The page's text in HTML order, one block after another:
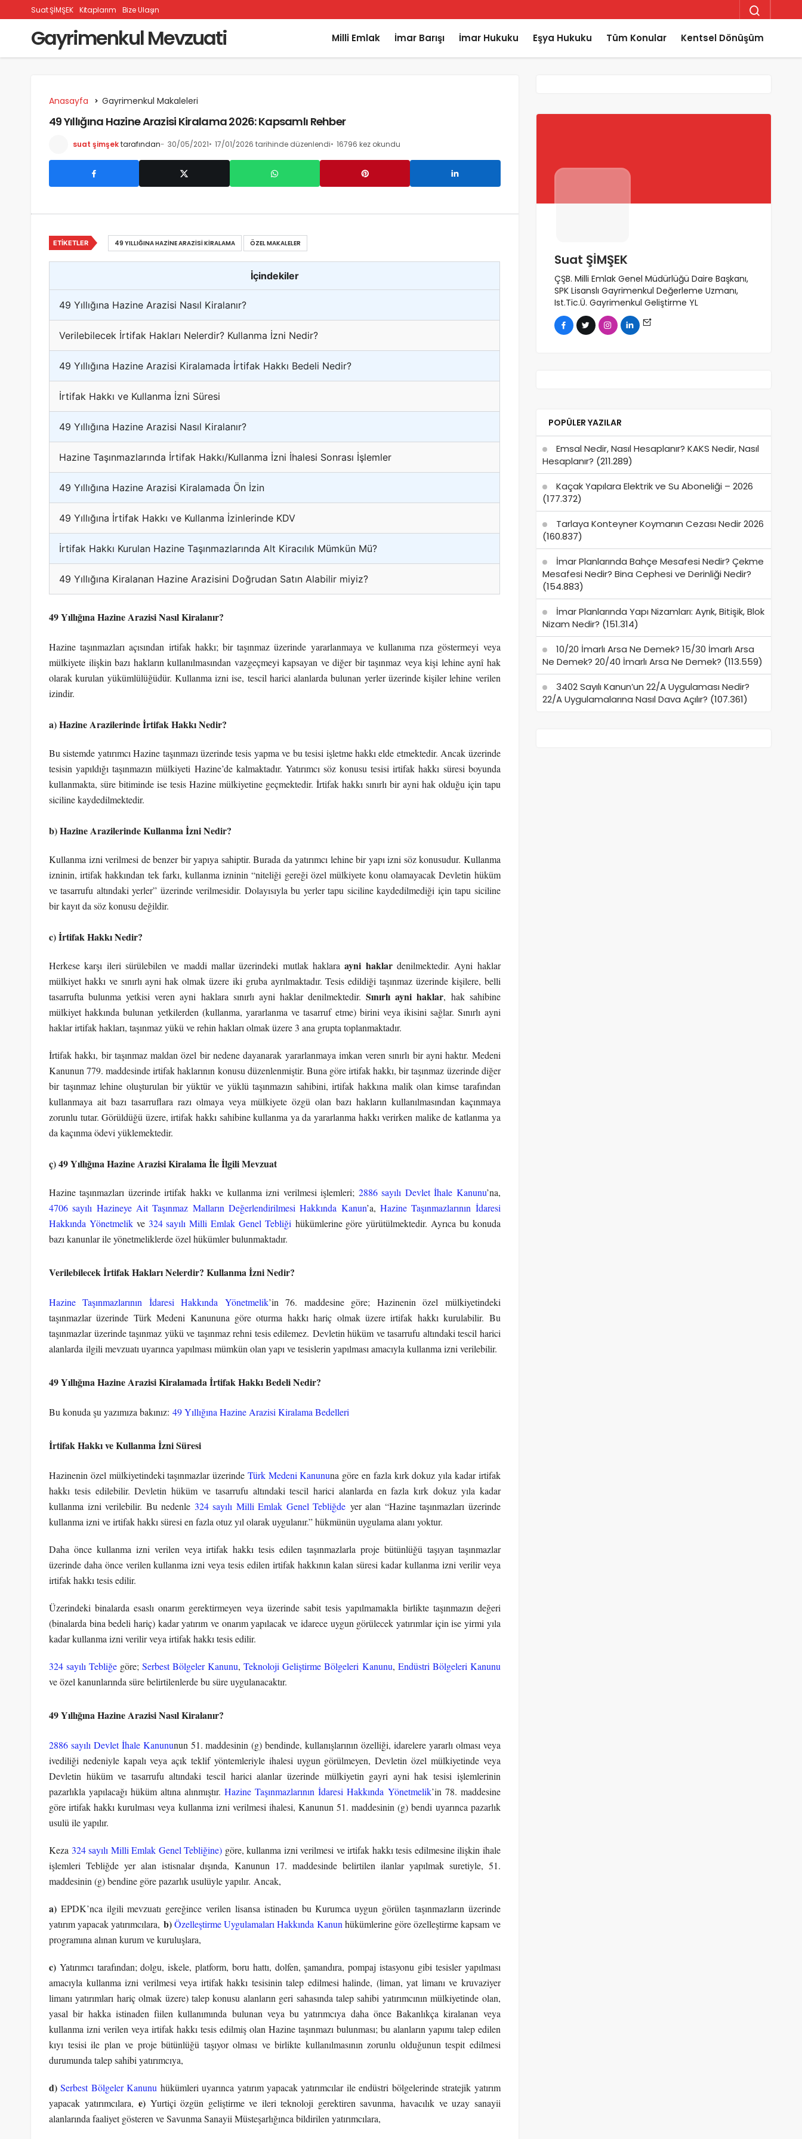
Suat ŞİMŞEK Kitaplarım Bize Ulaşın
Gayrimenkul Mevzuati Milli Emlak İmar Barışı İmar Hukuku Eşya Hukuku Tüm Konular Kentsel Dönüşüm
Anasayfa Gayrimenkul Makaleleri
49 Yıllığına Hazine Arazisi Kiralama 2026: Kapsamlı Rehber
suat şimşektarafından 30/05/2021 17/01/2026 tarihinde düzenlendi 16796 kez okundu
İçindekiler
49 Yıllığına Hazine Arazisi Nasıl Kiralanır?
Verilebilecek İrtifak Hakları Nelerdir? Kullanma İzni Nedir?
49 Yıllığına Hazine Arazisi Kiralamada İrtifak Hakkı Bedeli Nedir?
İrtifak Hakkı ve Kullanma İzni Süresi
49 Yıllığına Hazine Arazisi Nasıl Kiralanır?
Hazine Taşınmazlarında İrtifak Hakkı/Kullanma İzni İhalesi Sonrası İşlemler
49 Yıllığına Hazine Arazisi Kiralamada Ön İzin
49 Yıllığına İrtifak Hakkı ve Kullanma İzinlerinde KDV
İrtifak Hakkı Kurulan Hazine Taşınmazlarında Alt Kiracılık Mümkün Mü?
49 Yıllığına Kiralanan Hazine Arazisini Doğrudan Satın Alabilir miyiz?
49 Yıllığına Hazine Arazisi Nasıl Kiralanır?
Hazine taşınmazları açısından irtifak hakkı; bir taşınmaz üzerinde yararlanmaya ve kullanıma rıza göstermeyi veya
mülkiyete ilişkin bazı hakların kullanılmasından vazgeçmeyi kapsayan ve diğer bir taşınmaz veya kişi lehine aynî hak
olarak kurulan yükümlülüğüdür. Kullanma izni ise, tescil harici alanlarda bulunan yerler üzerinde kişiler lehine verilen
izindir.
a) Hazine Arazilerinde İrtifak Hakkı Nedir?
Bu sistemde yatırımcı Hazine taşınmazı üzerinde tesis yapma ve bu tesisi işletme hakkı elde etmektedir. Ancak üzerinde
tesisin yapıldığı taşınmazın mülkiyeti Hazine’de kalmaktadır. Yatırımcı söz konusu tesisi irtifak hakkı süresi boyunda
kullanmakta, süre bitiminde ise tesis Hazine mülkiyetine geçmektedir. İrtifak hakkı sınırlı bir ayni hak olduğu için tapu
siciline kaydedilmektedir.
b) Hazine Arazilerinde Kullanma İzni Nedir?
Kullanma izni verilmesi de benzer bir yapıya sahiptir. Burada da yatırımcı lehine bir yapı izni söz konusudur. Kullanma
izninin, irtifak hakkından tek farkı, kullanma izninin “niteliği gereği özel mülkiyete konu olamayacak Devletin hüküm
ve tasarrufu altındaki yerler” üzerinde verilmesidir. Dolayısıyla bu yerler tapu siciline kaydedilmediği için tapu siciline
bir kayıt da söz konusu değildir.
c) İrtifak Hakkı Nedir?
Herkese karşı ileri sürülebilen ve maddi mallar üzerindeki mutlak haklaraayni haklardenilmektedir. Ayni haklar
mülkiyet hakkı ve sınırlı ayni hak olmak üzere iki gruba ayrılmaktadır. Tesis edildiği taşınmaz üzerinde kişilere, belli
tasarrufta bulunma yetkisi veren ayni haklara sınırlı ayni haklar denilmektedir.Sınırlı ayni haklar, hak sahibine
mülkiyet hakkında bulunan yetkilerden (kullanma, yararlanma ve tasarruf etme) birini veya ikisini sağlar. Sınırlı ayni
haklar irtifak hakları, taşınmaz yükü ve rehin hakları olmak üzere 3 ana grupta toplanmaktadır.
İrtifak hakkı, bir taşınmaz maldan özel bir nedene dayanarak yararlanmaya imkan veren sınırlı bir ayni haktır. Medeni
Kanunun 779. maddesinde irtifak haklarının konusu düzenlenmiştir. Buna göre irtifak hakkı, bir taşınmaz üzerinde diğer
bir taşınmaz lehine oluşturulan bir yüktür ve yüklü taşınmazın sahibini, irtifak hakkına malik olan kimse tarafından
kullanmaya ait bazı tasarruflara razı olmaya veya mülkiyete özgü olan bazı hakların kullanılmasından kaçınmaya
zorunlu tutar. Görüldüğü üzere, irtifak hakkı sahibine kullanma ya da yararlanma hakkı verirken malike de katlanma ya
da kaçınma ödevi yüklemektedir.
ç) 49 Yıllığına Hazine Arazisi Kiralama İle İlgili Mevzuat
Hazine taşınmazları üzerinde irtifak hakkı ve kullanma izni verilmesi işlemleri; 2886 sayılı Devlet İhale Kanunu’na,
4706 sayılı Hazineye Ait Taşınmaz Malların Değerlendirilmesi Hakkında Kanun’a,Hazine Taşınmazlarının İdaresi
Hakkında Yönetmelikve 324 sayılı Milli Emlak Genel Tebliği hükümlerine göre yürütülmektedir. Ayrıca bu konuda
bazı kanunlar ile yönetmeliklerde özel hükümler bulunmaktadır.
Verilebilecek İrtifak Hakları Nelerdir? Kullanma İzni Nedir?
Hazine Taşınmazlarının İdaresi Hakkında Yönetmelik’in 76. maddesine göre; Hazinenin özel mülkiyetindeki
taşınmazlar üzerinde Türk Medeni Kanununa göre oturma hakkı hariç olmak üzere irtifak hakkı kurulabilir. Bu
taşınmazlar üzerinde taşınmaz yükü ve taşınmaz rehni tesis edilemez. Devletin hüküm ve tasarrufu altındaki tescil harici
alanlarda ilgili mevzuatı uyarınca yapılması mümkün olan yapı ve tesislerin yapılması amacıyla kullanma izni verilebilir.
49 Yıllığına Hazine Arazisi Kiralamada İrtifak Hakkı Bedeli Nedir?
Bu konuda şu yazımıza bakınız: 49 Yıllığına Hazine Arazisi Kiralama Bedelleri
İrtifak Hakkı ve Kullanma İzni Süresi
Hazinenin özel mülkiyetindeki taşınmazlar üzerinde Türk Medeni Kanununa göre en fazla kırk dokuz yıla kadar irtifak
hakkı tesis edilebilir. Devletin hüküm ve tasarrufu altındaki tescil harici alanlarda en fazla kırk dokuz yıla kadar
kullanma izni verilebilir. Bu nedenle 324 sayılı Milli Emlak Genel Tebliğde yer alan “Hazine taşınmazları üzerinde
kullanma izni ve irtifak hakkı süresi en fazla otuz yıl olarak uygulanır.” hükmünün uygulama alanı yoktur.
Daha önce kullanma izni verilen veya irtifak hakkı tesis edilen taşınmazlarla proje bütünlüğü taşıyan taşınmazlar
üzerinde daha önce verilen kullanma izni veya tesis edilen irtifak hakkının kalan süresi kadar kullanma izni verilir veya
irtifak hakkı tesis edilir.
Üzerindeki binalarda esaslı onarım gerektirmeyen veya üzerinde sabit tesis yapılmamakla birlikte taşınmazın değeri
(binalarda bina bedeli hariç) kadar yatırım ve onarım yapılacak ve idarece uygun görülecek yatırımlar için ise yirmi yıla
kadar kullanma izni verilir veya irtifak hakkı tesis edilir.
324 sayılı Tebliğe göre;Serbest Bölgeler Kanunu,Teknoloji Geliştirme Bölgeleri Kanunu, Endüstri Bölgeleri Kanunu
ve özel kanunlarında süre belirtilenlerde bu süre uygulanacaktır.
49 Yıllığına Hazine Arazisi Nasıl Kiralanır?
2886 sayılı Devlet İhale Kanununun 51. maddesinin (g) bendinde, kullanışlarının özelliği, idarelere yararlı olması veya
ivediliği nedeniyle kapalı veya açık teklif yöntemleriyle ihalesi uygun görülmeyen, Devletin özel mülkiyetinde veya
Devletin hüküm ve tasarrufu altındaki tescil harici alanlar üzerinde mülkiyetin gayri ayni hak tesisi işlemlerinin
pazarlıkla yapılacağı hüküm altına alınmıştır.Hazine Taşınmazlarının İdaresi Hakkında Yönetmelik’in 78. maddesine
göre irtifak hakkı kurulması veya kullanma izni verilmesi ihalesi, Kanunun 51. maddesinin (g) bendi uyarınca pazarlık
usulü ile yapılır.
Keza 324 sayılı Milli Emlak Genel Tebliğine) göre, kullanma izni verilmesi ve irtifak hakkı tesis edilmesine ilişkin ihale
işlemleri Tebliğde yer alan istisnalar dışında, Kanunun 17. maddesinde belirtilen ilanlar yapılmak suretiyle, 51.
maddesinin (g) bendine göre pazarlık usulüyle yapılır. Ancak,
a) EPDK’nca ilgili mevzuatı gereğince verilen lisansa istinaden bu Kurumca uygun görülen taşınmazların üzerinde
yatırım yapacak yatırımcılara, b) Özelleştirme Uygulamaları Hakkında Kanun hükümlerine göre özelleştirme kapsam ve
programına alınan kurum ve kuruluşlara,
c) Yatırımcı tarafından; dolgu, iskele, platform, boru hattı, dolfen, şamandıra, pompaj istasyonu gibi tesisler yapılması
amacıyla kullanma izni verilmesi veya irtifak hakkı tesisinin talep edilmesi halinde, (liman, yat limanı ve kruvaziyer
limanı yatırımları hariç olmak üzere) talep konusu alanların geri sahasında talep sahibi yatırımcının mülkiyetinde olan,
yasal bir hakka istinaden fiilen kullanımında bulunan veya bu yatırımcıya daha önce Bakanlıkça kiralanan veya
kullanma izni verilen veya irtifak hakkı tesis edilmiş olan Hazine taşınmazı bulunması; bu alanların yapımı talep edilen
kıyı tesisi ile plan ve proje bütünlüğü taşıyor olması ve birlikte kullanılmasının zorunlu olduğunun tespit edilmesi
durumunda talep sahibi yatırımcıya,
d) Serbest Bölgeler Kanunu hükümleri uyarınca yatırım yapacak yatırımcılar ile endüstri bölgelerinde stratejik yatırım
yapacak yatırımcılara,e) Yurtiçi özgün geliştirme ve ileri teknoloji gerektiren savunma, havacılık ve uzay sanayii
alanlarında faaliyet gösteren ve Savunma Sanayii Müsteşarlığınca bildirilen yatırımcılara,
ETIKETLER 49 YILLIĞINA HAZINE ARAZISI KIRALAMA ÖZEL MAKALELER
Suat ŞİMŞEK
ÇŞB. Milli Emlak Genel Müdürlüğü Daire Başkanı,
SPK Lisanslı Gayrimenkul Değerleme Uzmanı,
Ist.Tic.Ü. Gayrimenkul Geliştirme YL
POPÜLER YAZILAR
Emsal Nedir, Nasıl Hesaplanır? KAKS Nedir, Nasıl
Hesaplanır? (211.289)
Kaçak Yapılara Elektrik ve Su Aboneliği – 2026
(177.372)
Tarlaya Konteyner Koymanın Cezası Nedir 2026
(160.837)
İmar Planlarında Bahçe Mesafesi Nedir? Çekme
Mesafesi Nedir? Bina Cephesi ve Derinliği Nedir?
(154.883)
İmar Planlarında Yapı Nizamları: Ayrık, Bitişik, Blok
Nizam Nedir? (151.314)
10/20 İmarlı Arsa Ne Demek? 15/30 İmarlı Arsa
Ne Demek? 20/40 İmarlı Arsa Ne Demek? (113.559)
3402 Sayılı Kanun’un 22/A Uygulaması Nedir?
22/A Uygulamalarına Nasıl Dava Açılır? (107.361)